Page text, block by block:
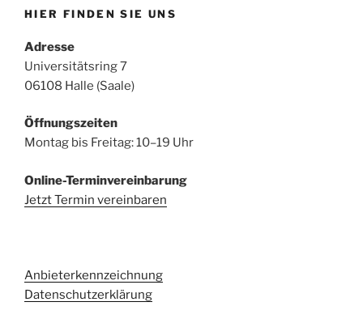
HIER FINDEN SIE UNS
Adresse
Universitätsring 7
06108 Halle (Saale)
Öffnungszeiten
Montag bis Freitag: 10–19 Uhr
Online-Terminvereinbarung
Jetzt Termin vereinbaren
Anbieterkennzeichnung
Datenschutzerklärung